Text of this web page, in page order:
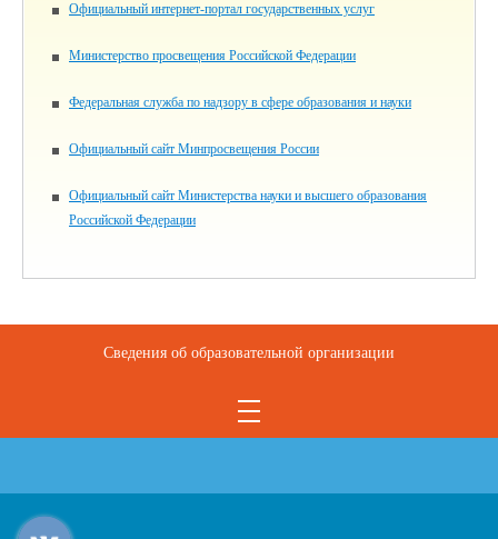
Официальный интернет-портал государственных услуг
Министерство просвещения Российской Федерации
Федеральная служба по надзору в сфере образования и науки
Официальный сайт Минпросвещения России
Официальный сайт Министерства науки и высшего образования
Российской Федерации
Сведения об образовательной организации